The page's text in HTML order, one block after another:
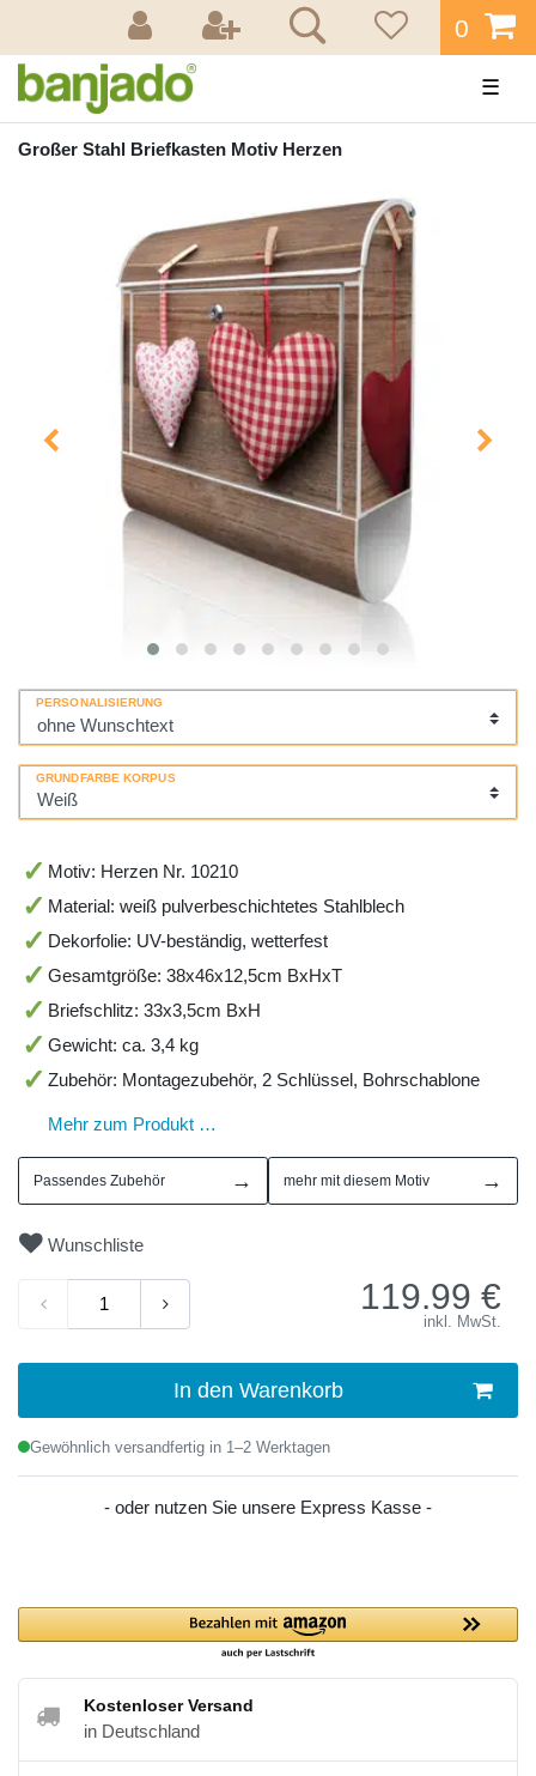
0
☰
Großer Stahl Briefkasten Motiv Herzen
PERSONALISIERUNG
GRUNDFARBE KORPUS
Motiv: Herzen Nr. 10210
Material: weiß pulverbeschichtetes Stahlblech
Dekorfolie: UV-beständig, wetterfest
Gesamtgröße: 38x46x12,5cm BxHxT
Briefschlitz: 33x3,5cm BxH
Gewicht: ca. 3,4 kg
Zubehör: Montagezubehör, 2 Schlüssel, Bohrschablone
Mehr zum Produkt …
Passendes Zubehör → mehr mit diesem Motiv →
Wunschliste
119.99 €
inkl. MwSt.
In den Warenkorb
Gewöhnlich versandfertig in 1–2 Werktagen
- oder nutzen Sie unsere Express Kasse -
Kostenloser Versand
in Deutschland